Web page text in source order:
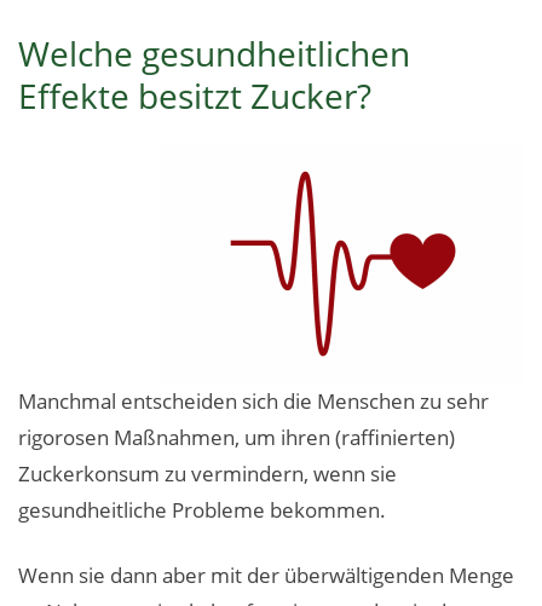
Welche gesundheitlichen
Effekte besitzt Zucker?
Manchmal entscheiden sich die Menschen zu sehr
rigorosen Maßnahmen, um ihren (raffinierten)
Zuckerkonsum zu vermindern, wenn sie
gesundheitliche Probleme bekommen.
Wenn sie dann aber mit der überwältigenden Menge